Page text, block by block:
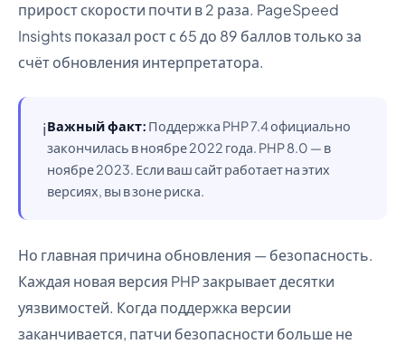
прирост скорости почти в 2 раза. PageSpeed
Insights показал рост с 65 до 89 баллов только за
счёт обновления интерпретатора.
ℹ️Важный факт: Поддержка PHP 7.4 официально
закончилась в ноябре 2022 года. PHP 8.0 — в
ноябре 2023. Если ваш сайт работает на этих
версиях, вы в зоне риска.
Но главная причина обновления — безопасность.
Каждая новая версия PHP закрывает десятки
уязвимостей. Когда поддержка версии
заканчивается, патчи безопасности больше не